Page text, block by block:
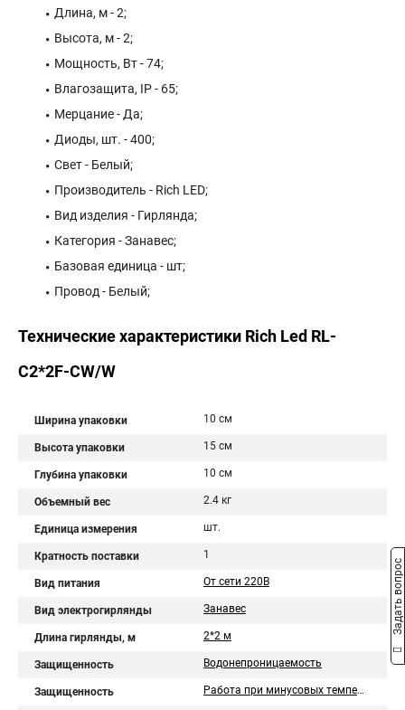
Длина, м - 2;
Высота, м - 2;
Мощность, Вт - 74;
Влагозащита, IP - 65;
Мерцание - Да;
Диоды, шт. - 400;
Свет - Белый;
Производитель - Rich LED;
Вид изделия - Гирлянда;
Категория - Занавес;
Базовая единица - шт;
Провод - Белый;
Технические характеристики Rich Led RL-
C2*2F-CW/W
Ширина упаковки 10 см
Высота упаковки 15 см
Глубина упаковки 10 см
Объемный вес 2.4 кг
Единица измерения шт.
Кратность поставки 1
Вид питания От сети 220В
Вид электрогирлянды Занавес
Длина гирлянды, м 2*2 м
Защищенность Водонепроницаемость
Защищенность Работа при минусовых температурах
Задать вопрос